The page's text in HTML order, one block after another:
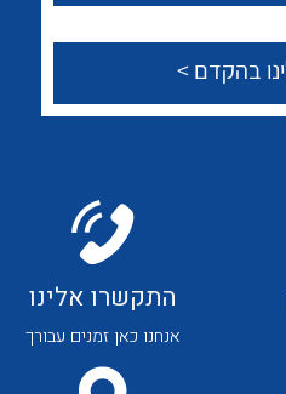
לכל מוצרי היצרן
התקשרו אלינו
אנחנו כאן זמנים עבורך